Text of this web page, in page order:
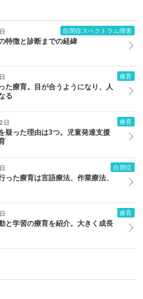
自閉症スペクトラム障害
特徴と診断までの経緯
療育
た療育。目が合うようになり、人
る
日 療育
疑った理由は3つ。児童発達支援
自閉症
った療育は言語療法、作業療法、
療育
と学習の療育を紹介。大きく成長